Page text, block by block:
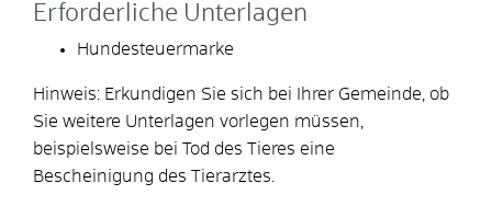
Erforderliche Unterlagen
Hundesteuermarke
Hinweis: Erkundigen Sie sich bei Ihrer Gemeinde, ob
Sie weitere Unterlagen vorlegen müssen,
beispielsweise bei Tod des Tieres eine
Bescheinigung des Tierarztes.